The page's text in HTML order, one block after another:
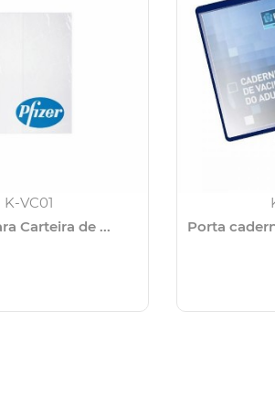
K-VC01
Carteira de ...
Porta